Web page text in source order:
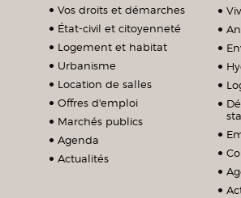
Vos droits et démarches
État-civil et citoyenneté
Logement et habitat
Urbanisme
Location de salles
Offres d'emploi
Marchés publics
Agenda
Actualités